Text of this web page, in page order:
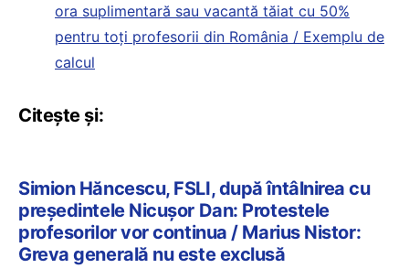
ora suplimentară sau vacantă tăiat cu 50%
pentru toți profesorii din România / Exemplu de
calcul
Citește și:
Simion Hăncescu, FSLI, după întâlnirea cu
președintele Nicușor Dan: Protestele
profesorilor vor continua / Marius Nistor:
Greva generală nu este exclusă